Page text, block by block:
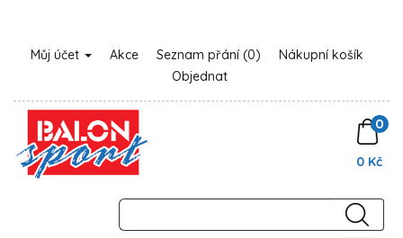
Můj účet Akce Seznam přání (0)
Nákupní košík
Objednat
0
0 Kč